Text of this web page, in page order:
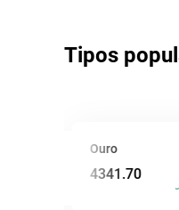
Tipos
4341.70